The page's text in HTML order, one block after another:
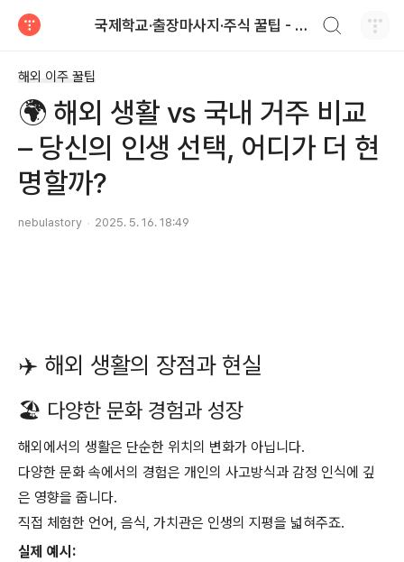
국제학교·출장마사지·주식 꿀팁 - Nebula 이야기
해외 이주 꿀팁
🌍 해외 생활 vs 국내 거주 비교
– 당신의 인생 선택, 어디가 더 현
명할까?
nebulastory 2025. 5. 16. 18:49
✈️ 해외 생활의 장점과 현실
🏖️ 다양한 문화 경험과 성장
해외에서의 생활은 단순한 위치의 변화가 아닙니다.
다양한 문화 속에서의 경험은 개인의 사고방식과 감정 인식에 깊
은 영향을 줍니다.
직접 체험한 언어, 음식, 가치관은 인생의 지평을 넓혀주죠.
실제 예시: